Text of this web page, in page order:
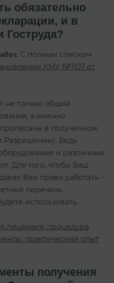
обязательно
и в
Гоструда?
С полным списком
КМУ №1107 от
не только общий
а именно
в полученном
Разрешении). Ведь
и различные
Для того, чтобы Ваш
Вам право работать -
перечень
использовать.
лицензия: процедура
практический опыт
получения